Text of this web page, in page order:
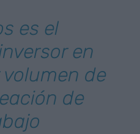
es el
en
de
de